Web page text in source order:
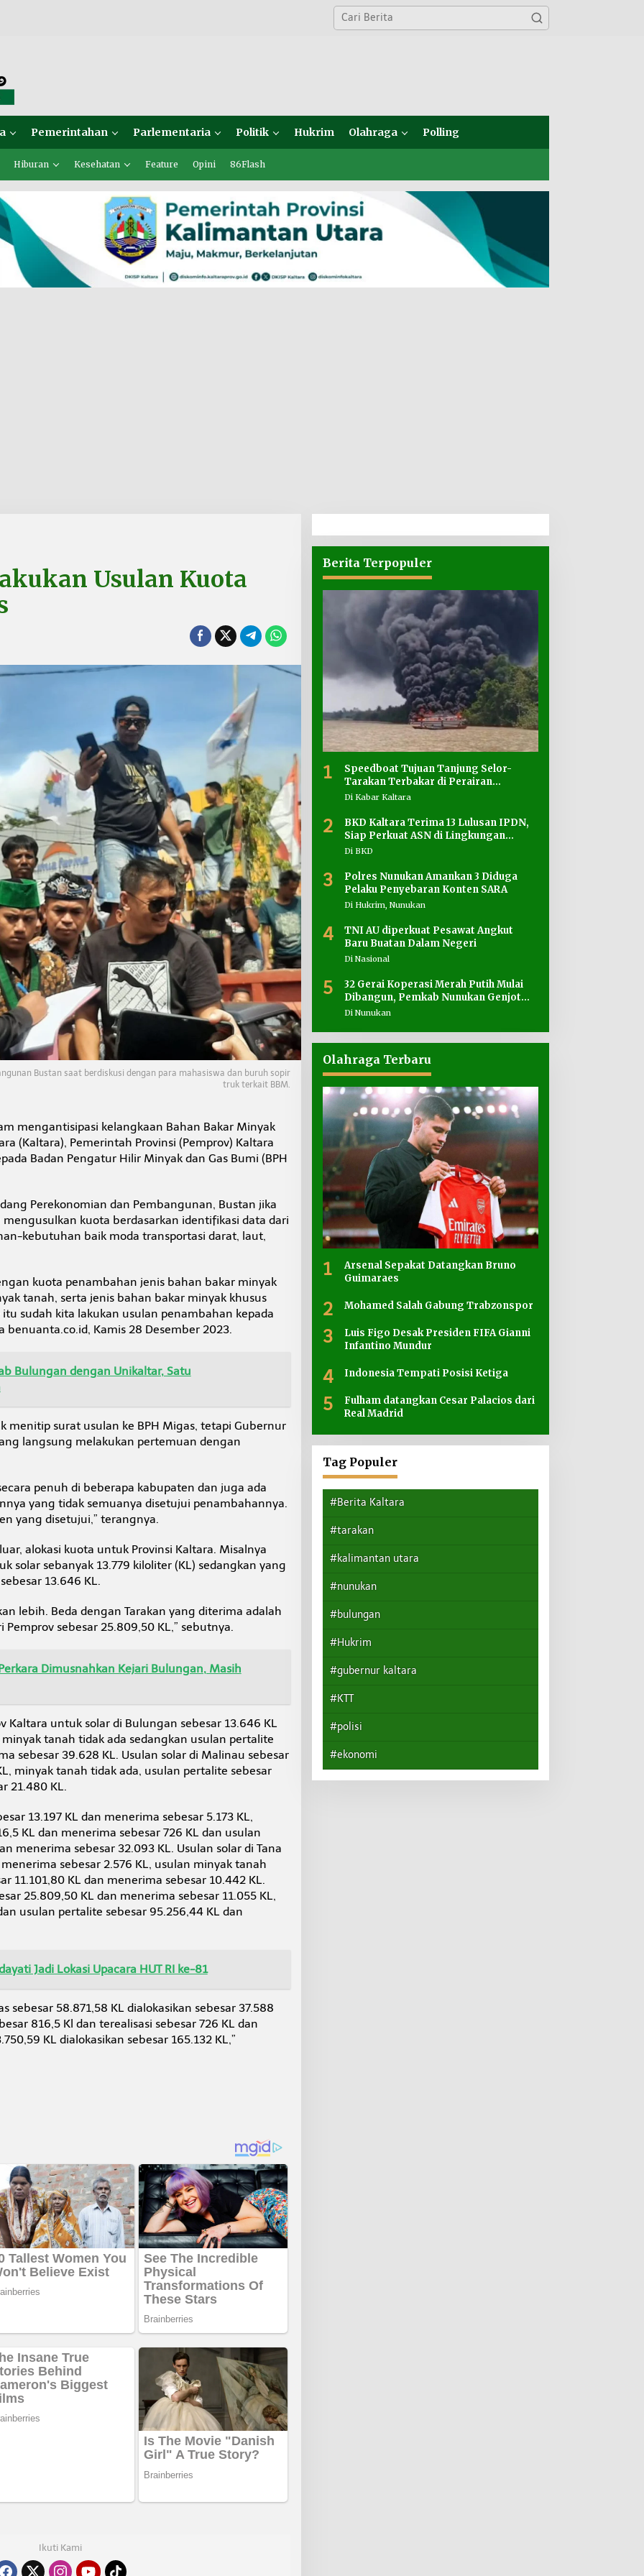
Pemerintahan Parlementaria Politik Hukrim Olahraga Polling
Hiburan Kesehatan Feature Opini 86Flash
Usulan Kuota
Bustan saat berdiskusi dengan para mahasiswa dan buruh sopir
truk terkait BBM.
mengantisipasi kelangkaan Bahan Bakar Minyak
(Kaltara), Pemerintah Provinsi (Pemprov) Kaltara
Badan Pengatur Hilir Minyak dan Gas Bumi (BPH
Perekonomian dan Pembangunan, Bustan jika
kuota berdasarkan identifikasi data dari
kebutuhan baik moda transportasi darat, laut,
kuota penambahan jenis bahan bakar minyak
tanah, serta jenis bahan bakar minyak khusus
sudah kita lakukan usulan penambahan kepada
benuanta.co.id, Kamis 28 Desember 2023.
Bulungan dengan Unikaltar, Satu
menitip surat usulan ke BPH Migas, tetapi Gubernur
langsung melakukan pertemuan dengan
penuh di beberapa kabupaten dan juga ada
yang tidak semuanya disetujui penambahannya.
yang disetujui,” terangnya.
alokasi kuota untuk Provinsi Kaltara. Misalnya
solar sebanyak 13.779 kiloliter (KL) sedangkan yang
13.646 KL.
lebih. Beda dengan Tarakan yang diterima adalah
Pemprov sebesar 25.809,50 KL,” sebutnya.
Dimusnahkan Kejari Bulungan, Masih
Kaltara untuk solar di Bulungan sebesar 13.646 KL
tanah tidak ada sedangkan usulan pertalite
sebesar 39.628 KL. Usulan solar di Malinau sebesar
minyak tanah tidak ada, usulan pertalite sebesar
21.480 KL.
13.197 KL dan menerima sebesar 5.173 KL,
KL dan menerima sebesar 726 KL dan usulan
menerima sebesar 32.093 KL. Usulan solar di Tana
sebesar 2.576 KL, usulan minyak tanah
11.101,80 KL dan menerima sebesar 10.442 KL.
25.809,50 KL dan menerima sebesar 11.055 KL,
usulan pertalite sebesar 95.256,44 KL dan
Jadi Lokasi Upacara HUT RI ke-81
sebesar 58.871,58 KL dialokasikan sebesar 37.588
816,5 Kl dan terealisasi sebesar 726 KL dan
KL dialokasikan sebesar 165.132 KL,”
Ikuti Kami
Berita Terpopuler
1
Speedboat Tujuan Tanjung Selor-
Tarakan Terbakar di Perairan
Salimbatu
Di Kabar Kaltara
2
BKD Kaltara Terima 13 Lulusan IPDN,
Siap Perkuat ASN di Lingkungan
Pemprov
Di BKD
3
Polres Nunukan Amankan 3 Diduga
Pelaku Penyebaran Konten SARA
Di Hukrim, Nunukan
4
TNI AU diperkuat Pesawat Angkut
Baru Buatan Dalam Negeri
Di Nasional
5
32 Gerai Koperasi Merah Putih Mulai
Dibangun, Pemkab Nunukan Genjot
Penyediaan Lahan
Di Nunukan
Olahraga Terbaru
1
Arsenal Sepakat Datangkan Bruno
Guimaraes
2 Mohamed Salah Gabung Trabzonspor
3
Luis Figo Desak Presiden FIFA Gianni
Infantino Mundur
4 Indonesia Tempati Posisi Ketiga
5
Fulham datangkan Cesar Palacios dari
Real Madrid
Tag Populer
#Berita Kaltara
#tarakan
#kalimantan utara
#nunukan
#bulungan
#Hukrim
#gubernur kaltara
#KTT
#polisi
#ekonomi